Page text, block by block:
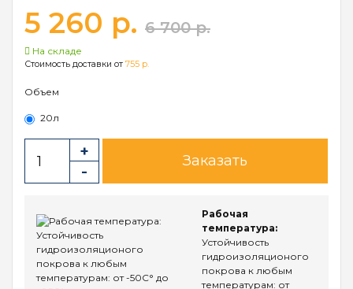
5 260 р. 6 700 р.
На складе
Стоимость доставки от 755 р.
Объем
20л
Заказать
Рабочая
температура:
Устойчивость
гидроизоляционого
покрова к любым
температурам: от